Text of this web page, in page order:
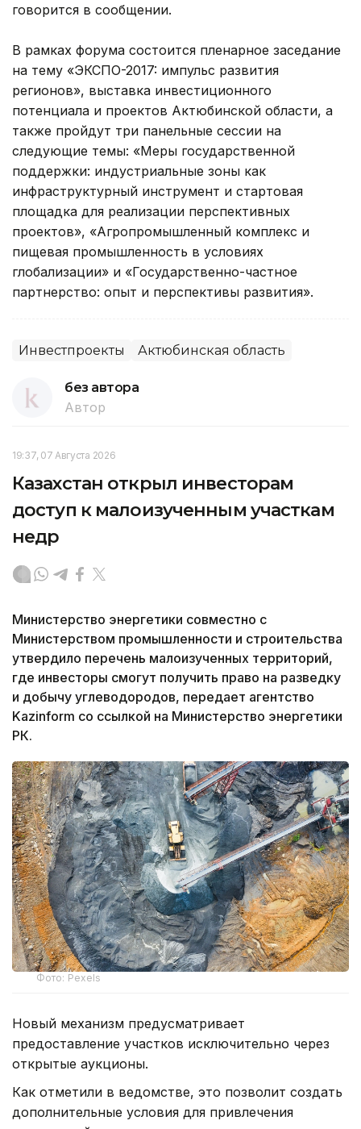
говорится в сообщении.
В рамках форума состоится пленарное заседание
на тему «ЭКСПО-2017: импульс развития
регионов», выставка инвестиционного
потенциала и проектов Актюбинской области, а
также пройдут три панельные сессии на
следующие темы: «Меры государственной
поддержки: индустриальные зоны как
инфраструктурный инструмент и стартовая
площадка для реализации перспективных
проектов», «Агропромышленный комплекс и
пищевая промышленность в условиях
глобализации» и «Государственно-частное
партнерство: опыт и перспективы развития».
Инвестпроекты Актюбинская область
без автора
Автор
19:37, 07 Августа 2026
Казахстан открыл инвесторам
доступ к малоизученным участкам
недр
Министерство энергетики совместно с
Министерством промышленности и строительства
утвердило перечень малоизученных территорий,
где инвесторы смогут получить право на разведку
и добычу углеводородов, передает агентство
Kazinform со ссылкой на Министерство энергетики
РК.
Фото: Pexels
Новый механизм предусматривает
предоставление участков исключительно через
открытые аукционы.
Как отметили в ведомстве, это позволит создать
дополнительные условия для привлечения